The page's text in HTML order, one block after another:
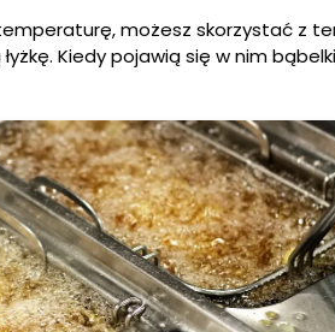
temperaturę, możesz skorzystać z
Kiedy pojawią się w nim